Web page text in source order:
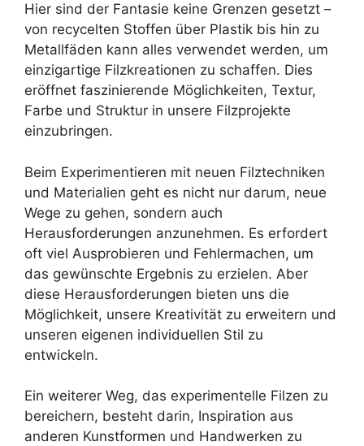
Hier sind der Fantasie keine Grenzen gesetzt –
von recycelten Stoffen über Plastik bis hin zu
Metallfäden kann alles verwendet werden, um
einzigartige Filzkreationen zu schaffen. Dies
eröffnet faszinierende Möglichkeiten, Textur,
Farbe und Struktur in unsere Filzprojekte
einzubringen.
Beim Experimentieren mit neuen Filztechniken
und Materialien geht es nicht nur darum, neue
Wege zu gehen, sondern auch
Herausforderungen anzunehmen. Es erfordert
oft viel Ausprobieren und Fehlermachen, um
das gewünschte Ergebnis zu erzielen. Aber
diese Herausforderungen bieten uns die
Möglichkeit, unsere Kreativität zu erweitern und
unseren eigenen individuellen Stil zu
entwickeln.
Ein weiterer Weg, das experimentelle Filzen zu
bereichern, besteht darin, Inspiration aus
anderen Kunstformen und Handwerken zu